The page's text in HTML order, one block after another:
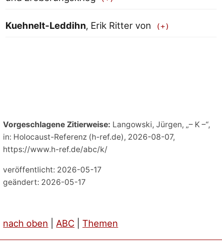
Kuehnelt-Leddihn, Erik Ritter von
Vorgeschlagene Zitierweise: Langowski, Jürgen, „– K –“,
in: Holocaust-Referenz (h-ref.de), 2026-08-07,
https://www.h-ref.de/abc/k/
veröffentlicht: 2026-05-17
geändert: 2026-05-17
nach oben ABC |Themen